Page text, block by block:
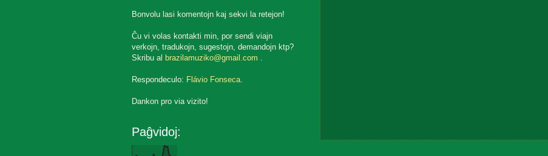
Bonvolu lasi komentojn kaj sekvi la retejon!
Ĉu vi volas kontakti min, por sendi viajn
verkojn, tradukojn, sugestojn, demandojn ktp?
Skribu al brazilamuziko@gmail.com .
Respondeculo: Flávio Fonseca.
Dankon pro via vizito!
Paĝvidoj: